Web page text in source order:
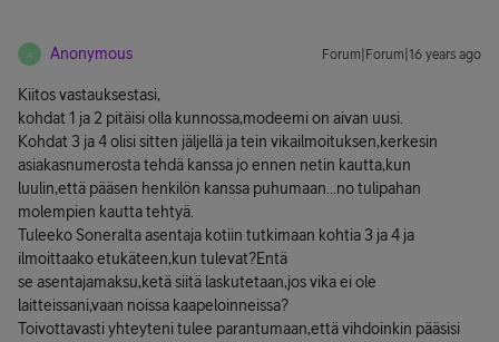
A Anonymous Forum|Forum|16 years ago
Kiitos vastauksestasi,
kohdat 1 ja 2 pitäisi olla kunnossa,modeemi on aivan uusi.
Kohdat 3 ja 4 olisi sitten jäljellä ja tein vikailmoituksen,kerkesin
asiakasnumerosta tehdä kanssa jo ennen netin kautta,kun
luulin,että pääsen henkilön kanssa puhumaan...no tulipahan
molempien kautta tehtyä.
Tuleeko Soneralta asentaja kotiin tutkimaan kohtia 3 ja 4 ja
ilmoittaako etukäteen,kun tulevat?Entä
se asentajamaksu,ketä siitä laskutetaan,jos vika ei ole
laitteissani,vaan noissa kaapeloinneissa?
Toivottavasti yhteyteni tulee parantumaan,että vihdoinkin pääsisi